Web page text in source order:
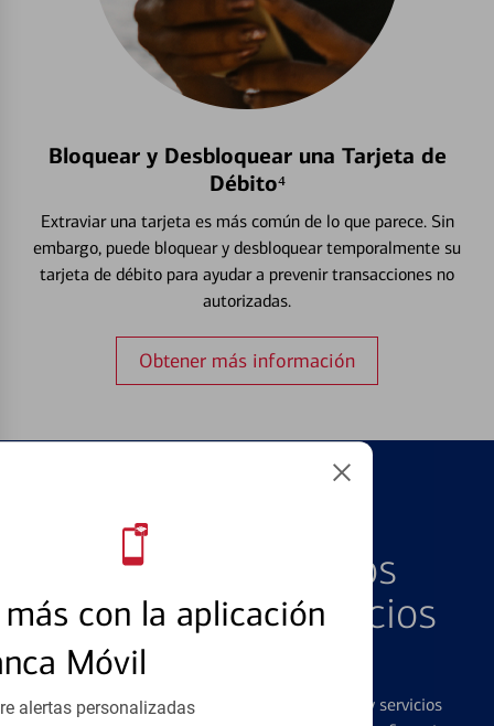
con la aplicación
Móvil
alertas personalizadas
Bloquear y Desbloquear una Tarjeta de
Débito⁴
Extraviar una tarjeta es más común de lo que parece. Sin
embargo, puede bloquear y desbloquear temporalmente su
tarjeta de débito para ayudar a prevenir transacciones no
autorizadas.
Obtener más información
Explore Nuestros
Productos y Servicios
Destacados
Ofrecemos una amplia gama de productos y servicios